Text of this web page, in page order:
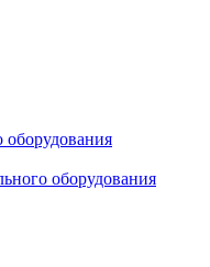
оборудования
оборудования